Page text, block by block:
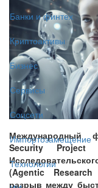
Банки и финтех
Криптоактивы
Бизнес
Сервисы
Соцсети
Импортозамещение
Технологии
Международный
Security Project
(Agentic Research
разрыв между